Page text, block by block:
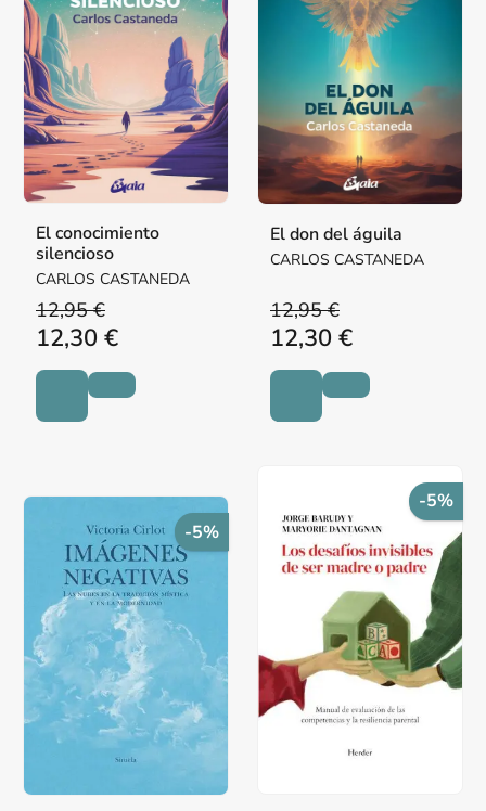
El conocimiento
silencioso
CARLOS CASTANEDA
12,95 €
12,30 €
El don del águila
CARLOS CASTANEDA
12,95 €
12,30 €
-5%
-5%